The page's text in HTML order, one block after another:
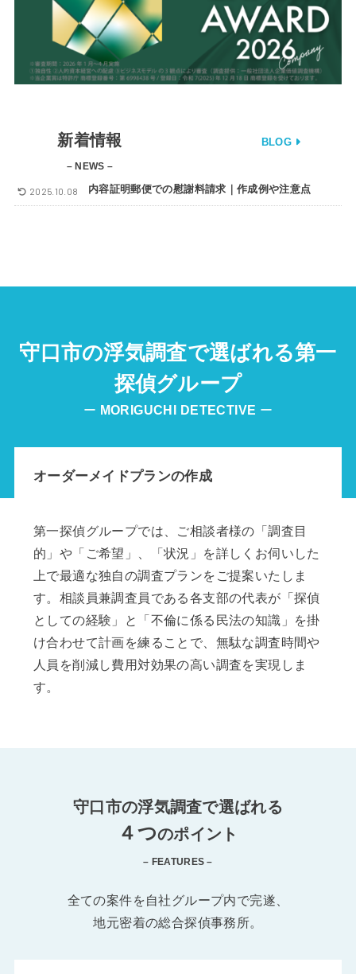
新着情報
– NEWS –
BLOG
内容証明郵便での慰謝料請求｜作成例や注意点
2025.10.08
守口市の浮気調査で選ばれる第一
探偵グループ
ー MORIGUCHI DETECTIVE ー
オーダーメイドプランの作成
第一探偵グループでは、ご相談者様の「調査目
的」や「ご希望」、「状況」を詳しくお伺いした
上で最適な独自の調査プランをご提案いたしま
す。相談員兼調査員である各支部の代表が「探偵
としての経験」と「不倫に係る民法の知識」を掛
け合わせて計画を練ることで、無駄な調査時間や
人員を削減し費用対効果の高い調査を実現しま
す。
守口市の浮気調査で選ばれる
４つのポイント
– FEATURES –
全ての案件を自社グループ内で完遂、
地元密着の総合探偵事務所。